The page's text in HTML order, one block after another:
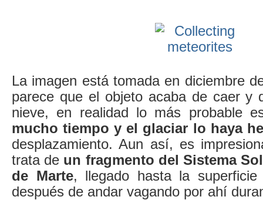
La imagen está tomada en diciembre
parece que el objeto acaba de caer y
nieve, en realidad lo más probable
mucho tiempo y el glaciar lo haya
desplazamiento. Aun así, es
trata de un fragmento del Sistema
de Marte, llegado hasta la
después de andar vagando por ahí